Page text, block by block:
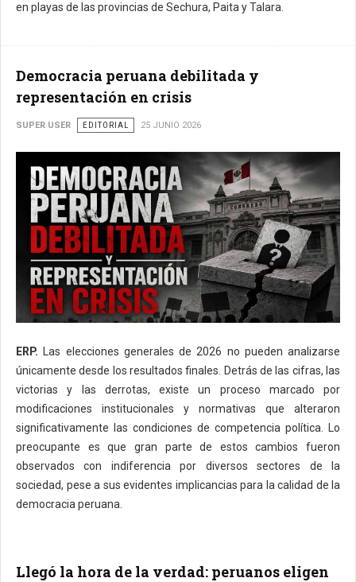
en playas de las provincias de Sechura, Paita y Talara.
Democracia peruana debilitada y
representación en crisis
SUPER USER EDITORIAL 25 JUNIO 2026
ERP. Las elecciones generales de 2026 no pueden analizarse
únicamente desde los resultados finales. Detrás de las cifras, las
victorias y las derrotas, existe un proceso marcado por
modificaciones institucionales y normativas que alteraron
significativamente las condiciones de competencia política. Lo
preocupante es que gran parte de estos cambios fueron
observados con indiferencia por diversos sectores de la
sociedad, pese a sus evidentes implicancias para la calidad de la
democracia peruana.
Llegó la hora de la verdad: peruanos eligen